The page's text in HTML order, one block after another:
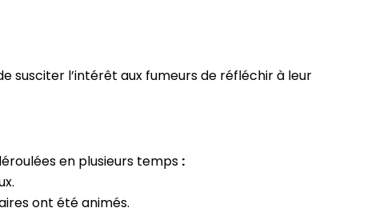
susciter l’intérêt aux fumeurs de réfléchir à leur
en plusieurs temps :
ont été animés.